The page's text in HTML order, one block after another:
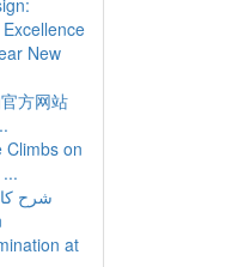
New
方网站
Climbs on
شرح
at